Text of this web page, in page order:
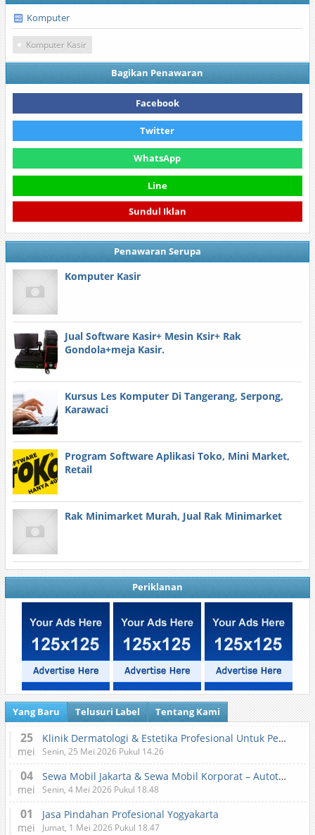
Komputer
Komputer Kasir
Bagikan Penawaran
Facebook
Twitter
WhatsApp
Line
Sundul Iklan
Penawaran Serupa
Komputer Kasir
Jual Software Kasir+ Mesin Ksir+ Rak
Gondola+meja Kasir.
Kursus Les Komputer Di Tangerang, Serpong,
Karawaci
Program Software Aplikasi Toko, Mini Market,
Retail
Rak Minimarket Murah, Jual Rak Minimarket
Periklanan
Yang Baru Telusuri Label Tentang Kami
25
mei
Klinik Dermatologi & Estetika Profesional Untuk Perawatan Kulit dan Kecantikan
Senin, 25 Mei 2026 Pukul 14.26
04
mei
Sewa Mobil Jakarta & Sewa Mobil Korporat – Autotranz Indonesia
Senin, 4 Mei 2026 Pukul 18.48
01
mei
Jasa Pindahan Profesional Yogyakarta
Jumat, 1 Mei 2026 Pukul 18.47